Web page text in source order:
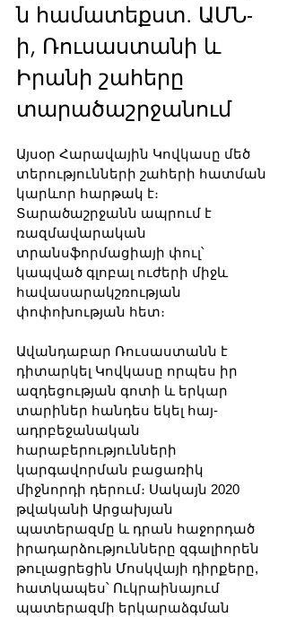
ն համատեքստ. ԱՄՆ-
ի, Ռուսաստանի և
Իրանի շահերը
տարածաշրջանում
Այսօր Հարավային Կովկասը մեծ
տերությունների շահերի հատման
կարևոր հարթակ է։
Տարածաշրջանն ապրում է
ռազմավարական
տրանսֆորմացիայի փուլ՝
կապված գլոբալ ուժերի միջև
հավասարակշռության
փոփոխության հետ։
Ավանդաբար Ռուսաստանն է
դիտարկել Կովկասը որպես իր
ազդեցության գոտի և երկար
տարիներ հանդես եկել հայ-
ադրբեջանական
հարաբերությունների
կարգավորման բացառիկ
միջնորդի դերում։ Սակայն 2020
թվականի Արցախյան
պատերազմը և դրան հաջորդած
իրադարձությունները զգալիորեն
թուլացրեցին Մոսկվայի դիրքերը,
հատկապես՝ Ուկրաինայում
պատերազմի երկարաձգման